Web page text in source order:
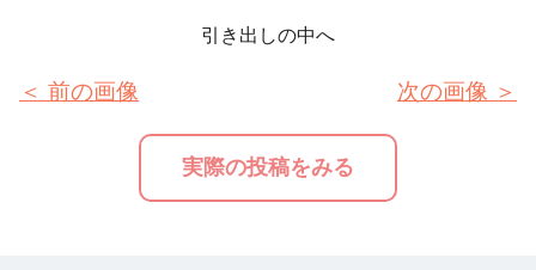
引き出しの中へ
＜ 前の画像
実際の投稿をみる
次の画像 ＞